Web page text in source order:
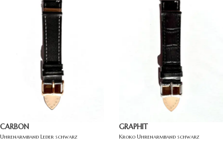
CARBON
Uhrenarmband Leder schwarz
GRAPHIT
Kroko Uhrenarmband schwarz